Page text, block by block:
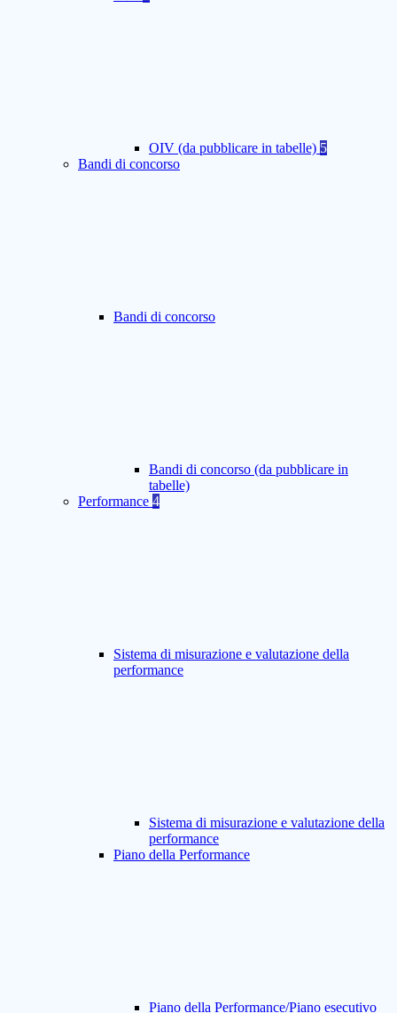
OIV (da pubblicare in tabelle) 5
Bandi di concorso
Bandi di concorso
Bandi di concorso (da pubblicare in
tabelle)
Performance 4
Sistema di misurazione e valutazione della
performance
Sistema di misurazione e valutazione della
performance
Piano della Performance
Piano della Performance/Piano esecutivo